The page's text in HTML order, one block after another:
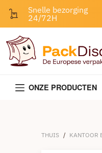
Snelle bezorging
24/72H
ONZE PRODUCTEN
THUIS / KANTOOR